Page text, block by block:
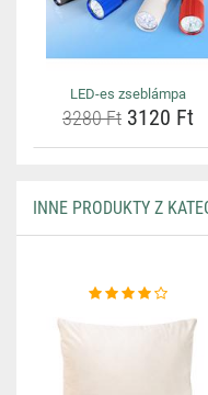
LED-es zseblámpa
3280 Ft 3120 Ft
INNE PRODUKTY Z